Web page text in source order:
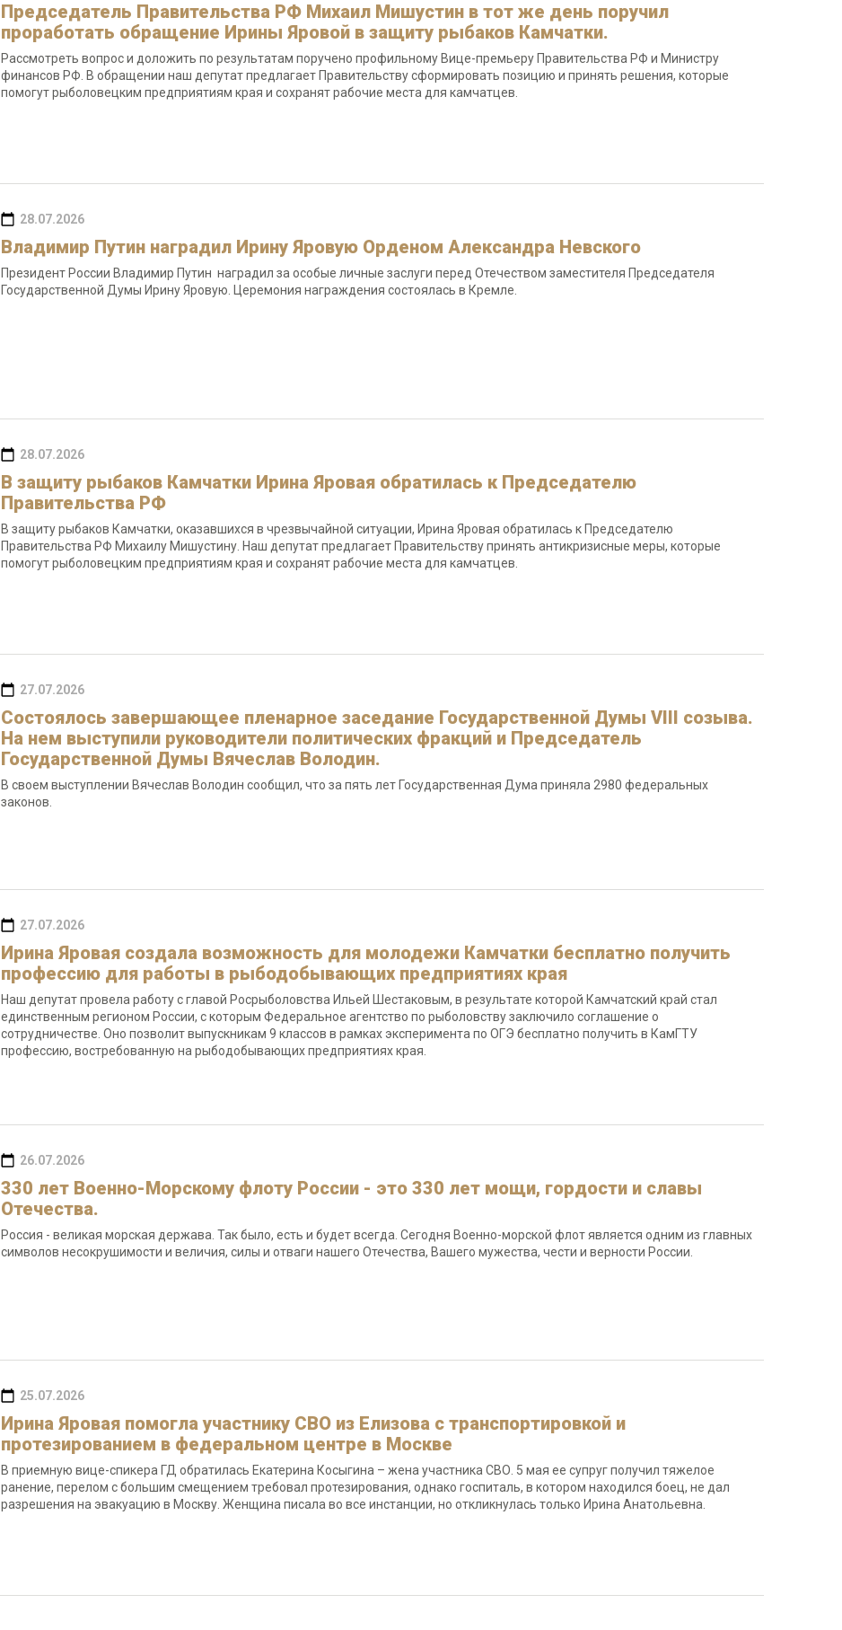
Председатель Правительства РФ Михаил Мишустин в тот же день поручил
проработать обращение Ирины Яровой в защиту рыбаков Камчатки.
Рассмотреть вопрос и доложить по результатам поручено профильному Вице-премьеру Правительства РФ и Министру
финансов РФ. В обращении наш депутат предлагает Правительству сформировать позицию и принять решения, которые
помогут рыболовецким предприятиям края и сохранят рабочие места для камчатцев.
28.07.2026
Владимир Путин наградил Ирину Яровую Орденом Александра Невского
Президент России Владимир Путин наградил за особые личные заслуги перед Отечеством заместителя Председателя
Государственной Думы Ирину Яровую. Церемония награждения состоялась в Кремле.
28.07.2026
В защиту рыбаков Камчатки Ирина Яровая обратилась к Председателю
Правительства РФ
В защиту рыбаков Камчатки, оказавшихся в чрезвычайной ситуации, Ирина Яровая обратилась к Председателю
Правительства РФ Михаилу Мишустину. Наш депутат предлагает Правительству принять антикризисные меры, которые
помогут рыболовецким предприятиям края и сохранят рабочие места для камчатцев.
27.07.2026
Состоялось завершающее пленарное заседание Государственной Думы VIII созыва.
На нем выступили руководители политических фракций и Председатель
Государственной Думы Вячеслав Володин.
В своем выступлении Вячеслав Володин сообщил, что за пять лет Государственная Дума приняла 2980 федеральных
законов.
27.07.2026
Ирина Яровая создала возможность для молодежи Камчатки бесплатно получить
профессию для работы в рыбодобывающих предприятиях края
Наш депутат провела работу с главой Росрыболовства Ильей Шестаковым, в результате которой Камчатский край стал
единственным регионом России, с которым Федеральное агентство по рыболовству заключило соглашение о
сотрудничестве. Оно позволит выпускникам 9 классов в рамках эксперимента по ОГЭ бесплатно получить в КамГТУ
профессию, востребованную на рыбодобывающих предприятиях края.
26.07.2026
330 лет Военно-Морскому флоту России - это 330 лет мощи, гордости и славы
Отечества.
Россия - великая морская держава. Так было, есть и будет всегда. Сегодня Военно-морской флот является одним из главных
символов несокрушимости и величия, силы и отваги нашего Отечества, Вашего мужества, чести и верности России.
25.07.2026
Ирина Яровая помогла участнику СВО из Елизова с транспортировкой и
протезированием в федеральном центре в Москве
В приемную вице-спикера ГД обратилась Екатерина Косыгина – жена участника СВО. 5 мая ее супруг получил тяжелое
ранение, перелом с большим смещением требовал протезирования, однако госпиталь, в котором находился боец, не дал
разрешения на эвакуацию в Москву. Женщина писала во все инстанции, но откликнулась только Ирина Анатольевна.